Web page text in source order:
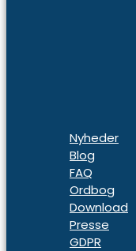
Nyheder
Blog
FAQ
Ordbog
Download
Presse
GDPR